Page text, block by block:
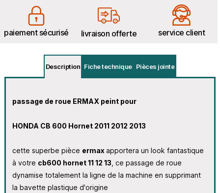
paiement sécurisé livraison offerte service client
Description Fiche technique Pièces jointe
passage de roue ERMAX peint pour
HONDA CB 600 Hornet 2011 2012 2013
cette superbe pièce ermax apportera un look fantastique
à votre cb600 hornet 11 12 13 , ce passage de roue
dynamise totalement la ligne de la machine en supprimant
la bavette plastique d'origine